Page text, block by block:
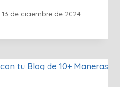
13 de diciembre de 2024